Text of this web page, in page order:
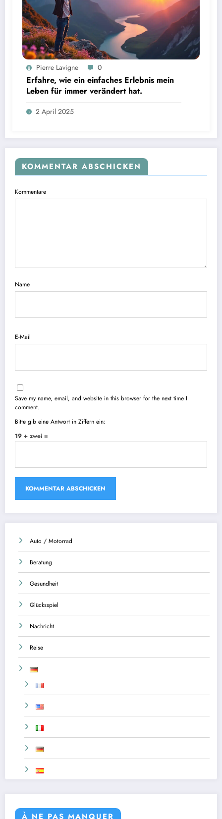
Pierre Lavigne 0
Erfahre, wie ein einfaches Erlebnis mein
Leben für immer verändert hat.
2 April 2025
KOMMENTAR ABSCHICKEN
Kommentare
Name
E-Mail
Save my name, email, and website in this browser for the next time I
comment.
Bitte gib eine Antwort in Ziffern ein:
19 + zwei =
Auto / Motorrad
Beratung
Gesundheit
Glücksspiel
Nachricht
Reise
À NE PAS MANQUER